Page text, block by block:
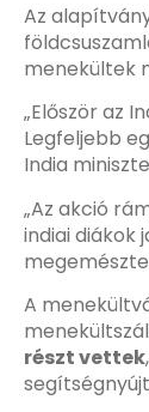
Az
menekültek
„Először az
Legfeljebb
India
„Az akció
indiai diákok
A
részt vettek